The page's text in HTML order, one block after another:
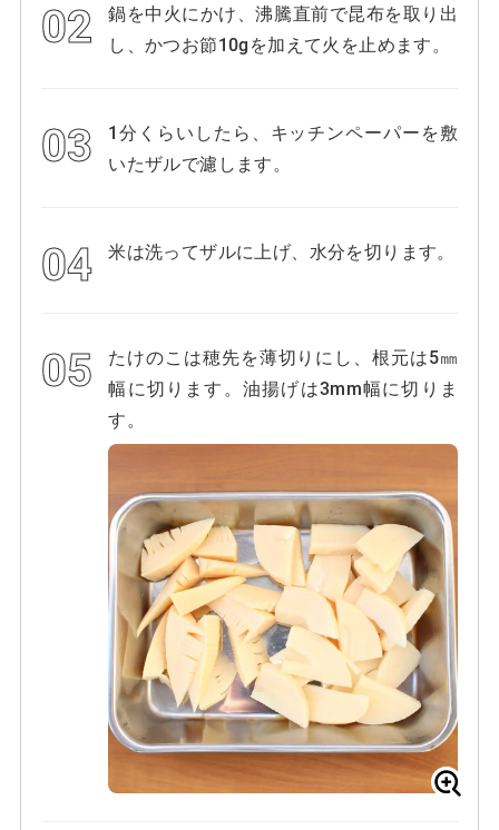
鍋を中火にかけ、沸騰直前で昆布を取り出
し、かつお節10gを加えて火を止めます。
1分くらいしたら、キッチンペーパーを敷
いたザルで濾します。
米は洗ってザルに上げ、水分を切ります。
たけのこは穂先を薄切りにし、根元は5㎜
幅に切ります。油揚げは3mm幅に切りま
す。